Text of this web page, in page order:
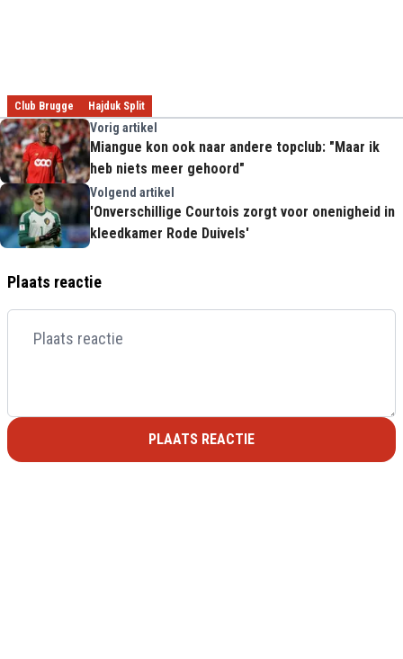
Club Brugge Hajduk Split
Vorig artikel
Miangue kon ook naar andere topclub: "Maar ik
heb niets meer gehoord"
Volgend artikel
'Onverschillige Courtois zorgt voor onenigheid in
kleedkamer Rode Duivels'
Plaats reactie
PLAATS REACTIE